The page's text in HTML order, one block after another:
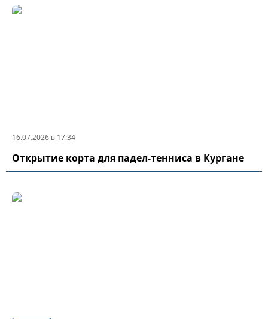
16.07.2026 в 17:34
Открытие корта для падел-тенниса в Кургане